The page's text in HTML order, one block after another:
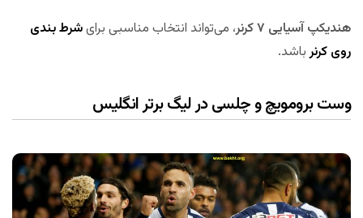
هندیکپ آسیایی ۷ کرنر
، می‌تواند انتخاب مناسبی برایشرط بندی
روی کرنرباشد.
وست برومویچ و چلسی در لیگ برتر انگلیس